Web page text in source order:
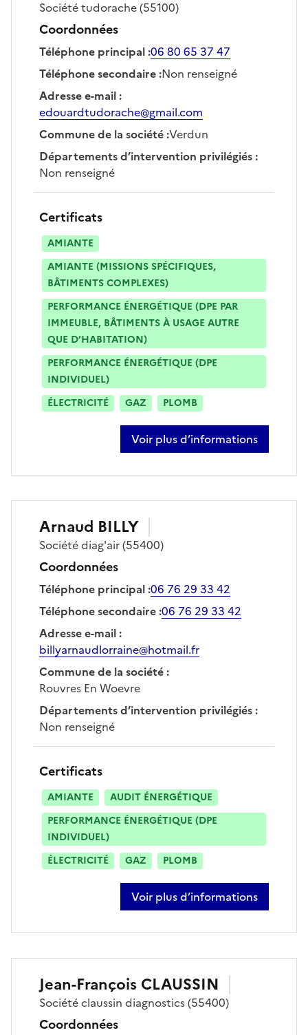
Sociététudorache(55100)
Coordonnées
Téléphone principal:06 80 65 37 47
Téléphone secondaire:Non renseigné
Adresse e-mail:
edouardtudorache@gmail.com
Commune de la société:Verdun
Départements d’intervention privilégiés:
Non renseigné
Certificats
AMIANTE
AMIANTE (MISSIONS SPÉCIFIQUES,
BÂTIMENTS COMPLEXES)
PERFORMANCE ÉNERGÉTIQUE (DPE PAR
IMMEUBLE, BÂTIMENTS À USAGE AUTRE
QUE D’HABITATION)
PERFORMANCE ÉNERGÉTIQUE (DPE
INDIVIDUEL)
ÉLECTRICITÉ
GAZ PLOMB
Voir plus d’informations
sur edouard tudorache
Arnaud BILLY
Sociétédiag'air(55400)
Coordonnées
Téléphone principal:06 76 29 33 42
Téléphone secondaire:06 76 29 33 42
Adresse e-mail:
billyarnaudlorraine@hotmail.fr
Commune de la société:
Rouvres En Woevre
Départements d’intervention privilégiés:
Non renseigné
Certificats
AMIANTE
AUDIT ÉNERGÉTIQUE
PERFORMANCE ÉNERGÉTIQUE (DPE
INDIVIDUEL)
ÉLECTRICITÉ
GAZ PLOMB
Voir plus d’informations
sur arnaud billy
Jean-François CLAUSSIN
Sociétéclaussin diagnostics(55400)
Coordonnées